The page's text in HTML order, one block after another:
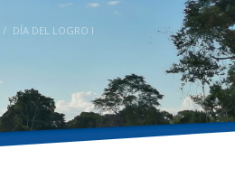
DÍA DEL LOGRO I